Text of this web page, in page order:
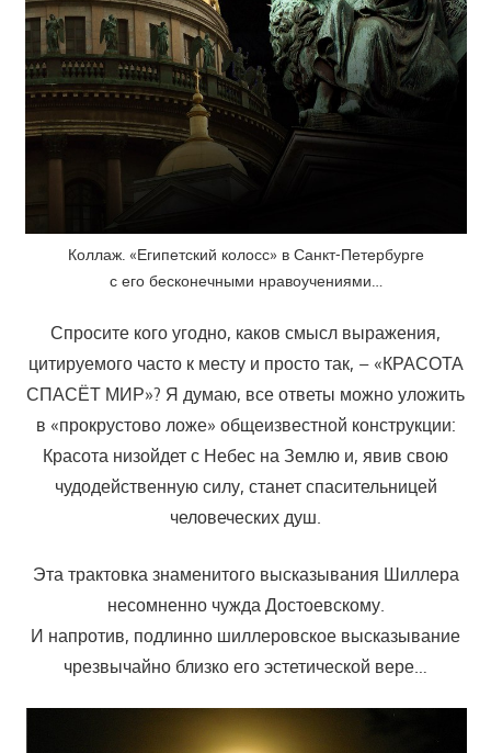
Коллаж. «Египетский колосс» в Санкт-Петербурге
с его бесконечными нравоучениями…
Спросите кого угодно, каков смысл выражения,
цитируемого часто к месту и просто так, – «КРАСОТА
СПАСЁТ МИР»? Я думаю, все ответы можно уложить
в «прокрустово ложе» общеизвестной конструкции:
Красота низойдет с Небес на Землю и, явив свою
чудодейственную силу, станет спасительницей
человеческих душ.
Эта трактовка знаменитого высказывания Шиллера
несомненно чужда Достоевскому.
И напротив, подлинно шиллеровское высказывание
чрезвычайно близко его эстетической вере…